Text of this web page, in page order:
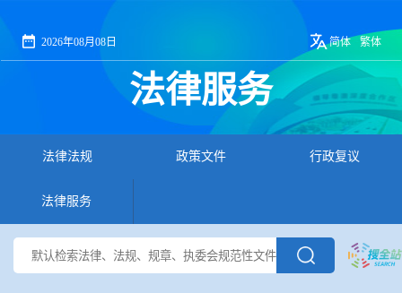
法律服务
2026年08月08日 简体 繁体
法律法规 政策文件 行政复议
法律服务